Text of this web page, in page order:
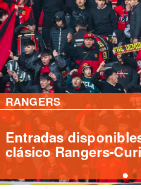
RANGERS
Campestrini ataja
Rangers cae ante